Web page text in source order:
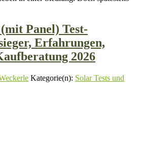
Panel) Test-
Erfahrungen,
2026
Kategorie(n): Solar Tests und